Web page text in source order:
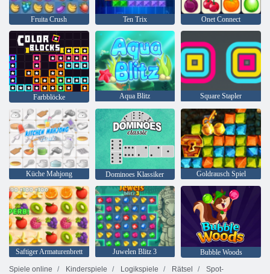
Fruita Crush Ten Trix Onet Connect
Farbblöcke Aqua Blitz Square Stapler
Küche Mahjong Dominoes Klassiker Goldrausch Spiel
Saftiger Armaturenbrett Juwelen Blitz 3
Bubble Woods
Spiele online
Kinderspiele Logikspiele Rätsel
Spot-